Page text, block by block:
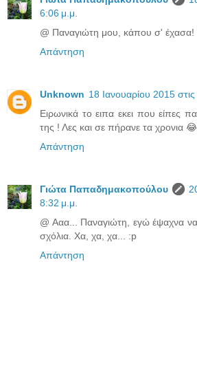
6:06 μ.μ.
@ Παναγιώτη μου, κάπου σ' έχασα!
Απάντηση
Unknown 18 Ιανουαρίου 2015
Ειρωνικά το ειπα εκει που είπες
της ! Λες και σε πήρανε τα χρονια 😂
Απάντηση
Γιώτα Παπαδημακοπούλου
8:32 μ.μ.
@ Ααα... Παναγιώτη, εγώ έψαχνα
σχόλια. Χα, χα, χα... :p
Απάντηση